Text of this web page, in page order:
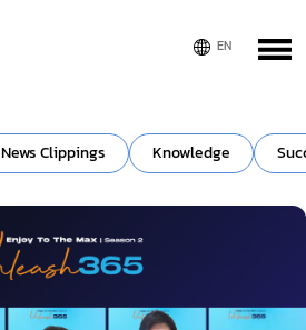
News Clippings Knowledge